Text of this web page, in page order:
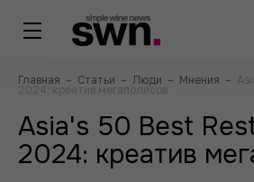
Главная – Статьи – Люди – Мнения –
2024: креатив мегаполисов
Asia's 50 Best
2024: креатив